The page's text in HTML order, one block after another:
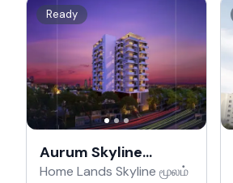
Ready
Aurum Skyline
Residencies
Home Lands Skyline மூலம்